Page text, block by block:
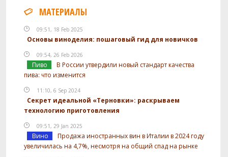
МАТЕРИАЛЫ
09:51, 18 Feb 2025
Основы виноделия: пошаговый гид для новичков
09:54, 26 Feb 2026
Пиво
В России утвердили новый стандарт качества
пива: что изменится
11:10, 6 Sep 2024
Секрет идеальной «Терновки»: раскрываем
технологию приготовления
09:51, 29 Jan 2025
Вино
Продажа иностранных вин в Италии в 2024 году
увеличилась на 4,7%, несмотря на общий спад на рынке